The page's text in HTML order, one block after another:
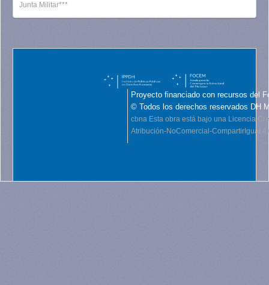
Junta Militar***
Proyecto financiado con recursos del
© Todos los derechos reservados DH
cbna Esta obra está bajo una Licencia
Atribución-NoComercial-CompartirIgual